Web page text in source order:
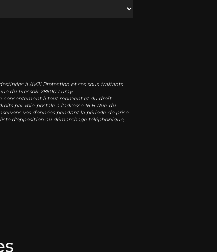
à AV2I Protection et ses sous-traitants
du Pressoir 28500 Luray
consentement à tout moment et du droit
par voie postale à l'adresse 16 B Rue du
vos données pendant la période de prise
d'opposition au démarchage téléphonique,